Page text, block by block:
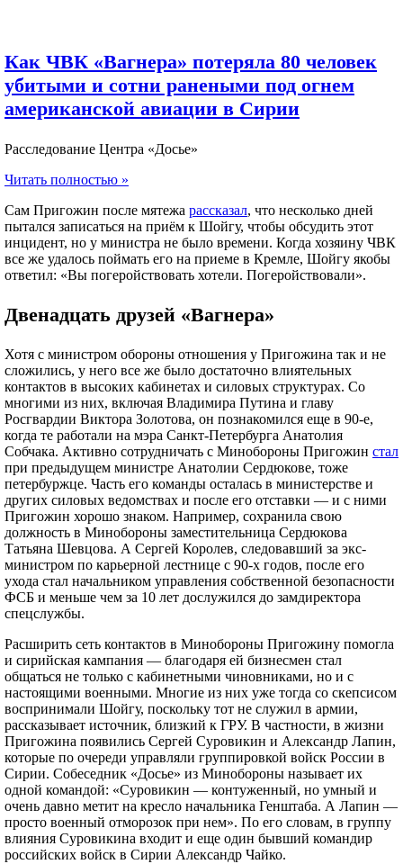
Как ЧВК «Вагнера» потеряла 80 человек
убитыми и сотни ранеными под огнем
американской авиации в Сирии
Расследование Центра «Досье»​
Читать полностью »
Сам Пригожин после мятежа рассказал, что несколько дней
пытался записаться на приём к Шойгу, чтобы обсудить этот
инцидент, но у министра не было времени. Когда хозяину ЧВК
все же удалось поймать его на приеме в Кремле, Шойгу якобы
ответил: «Вы погеройствовать хотели. Погеройствовали».
Двенадцать друзей «Вагнера»
Хотя с министром обороны отношения у Пригожина так и не
сложились, у него все же было достаточно влиятельных
контактов в высоких кабинетах и силовых структурах. Со
многими из них, включая Владимира Путина и главу
Росгвардии Виктора Золотова, он познакомился еще в 90-е,
когда те работали на мэра Санкт-Петербурга Анатолия
Собчака. Активно сотрудничать с Минобороны Пригожин стал
при предыдущем министре Анатолии Сердюкове, тоже
петербуржце. Часть его команды осталась в министерстве и
других силовых ведомствах и после его отставки — и с ними
Пригожин хорошо знаком. Например, сохранила свою
должность в Минобороны заместительница Сердюкова
Татьяна Шевцова. А Сергей Королев, следовавший за экс-
министром по карьерной лестнице с 90-х годов, после его
ухода стал начальником управления собственной безопасности
ФСБ и меньше чем за 10 лет дослужился до замдиректора
спецслужбы.
Расширить сеть контактов в Минобороны Пригожину помогла
и сирийская кампания — благодаря ей бизнесмен стал
общаться не только с кабинетными чиновниками, но и с
настоящими военными. Многие из них уже тогда со скепсисом
воспринимали Шойгу, поскольку тот не служил в армии,
рассказывает источник, близкий к ГРУ. В частности, в жизни
Пригожина появились Сергей Суровикин и Александр Лапин,
которые по очереди управляли группировкой войск России в
Сирии. Собеседник «Досье» из Минобороны называет их
одной командой: «Суровикин — контуженный, но умный и
очень давно метит на кресло начальника Генштаба. А Лапин —
просто военный отморозок при нем». По его словам, в группу
влияния Суровикина входит и еще один бывший командир
российских войск в Сирии Александр Чайко.